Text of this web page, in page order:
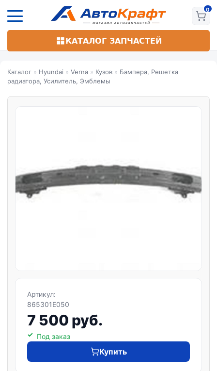
основному
КАТАЛОГ ЗАПЧАСТЕЙ
Каталог » Hyundai » Verna » Кузов » Бампера, Решетка
радиатора, Усилитель, Эмблемы
Артикул:
865301E050
7 500 руб.
Под заказ
Купить